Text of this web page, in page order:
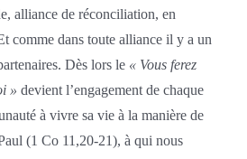
alliance de réconciliation, en
comme dans toute alliance il y a un
Dès lors le « Vous ferez
» devient l’engagement de chaque
à vivre sa vie à la manière de
(1 Co 11,20-21), à qui nous